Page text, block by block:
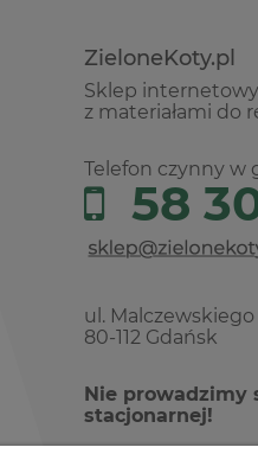
ZieloneKoty.pl
Sklep internetowy
z materiałami do
Telefon czynny w
58
ul. Malczewskiego
80-112 Gdańsk
Nie prowadzimy
stacjonarnej!